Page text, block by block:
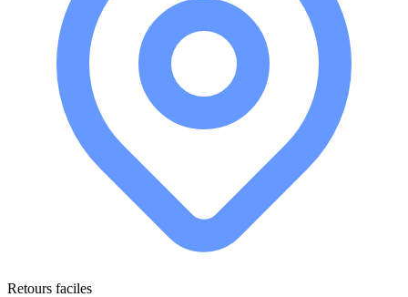
Retours faciles